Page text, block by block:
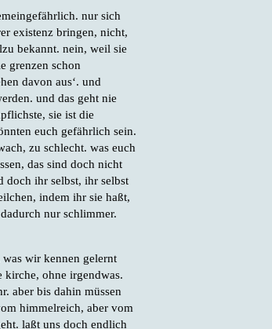
nur sich
existenz bringen, nicht,
bekannt. nein, weil sie
grenzen schon
davon aus‘. und
und das geht nie
sie ist die
euch gefährlich sein.
zu schlecht. was euch
das sind doch nicht
doch ihr selbst, ihr selbst
indem ihr sie haßt,
nur schlimmer.
wir kennen gelernt
kirche, ohne irgendwas.
aber bis dahin müssen
himmelreich, aber vom
laßt uns doch endlich